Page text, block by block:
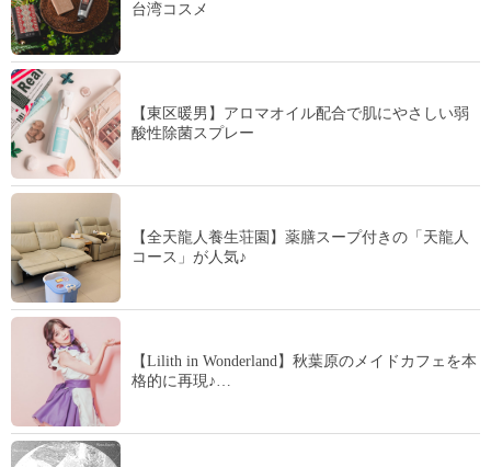
台湾コスメ
【東区暖男】アロマオイル配合で肌にやさしい弱
酸性除菌スプレー
【全天龍人養生荘園】薬膳スープ付きの「天龍人
コース」が人気♪
【Lilith in Wonderland】秋葉原のメイドカフェを本
格的に再現♪…